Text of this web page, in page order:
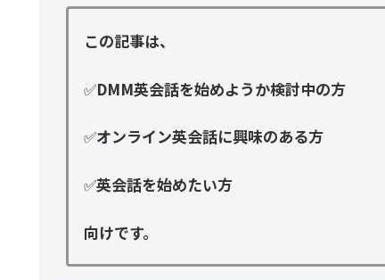
この記事は、
✅DMM英会話を始めようか検討中の方
✅オンライン英会話に興味のある方
✅英会話を始めたい方
向けです。